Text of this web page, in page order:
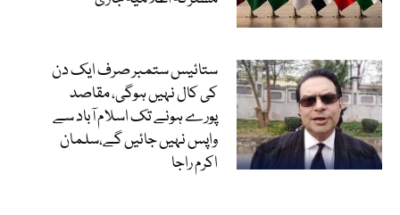
ستائیس ستمبر صرف ایک دن
کی کال نہیں ہوگی، مقاصد
پورے ہونے تک اسلام آباد سے
واپس نہیں جائیں گے،سلمان
اکرم راجا